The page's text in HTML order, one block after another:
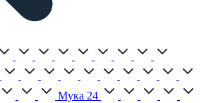
Мука 24